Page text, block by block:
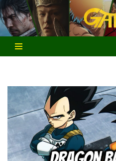
Aller
au
contenu